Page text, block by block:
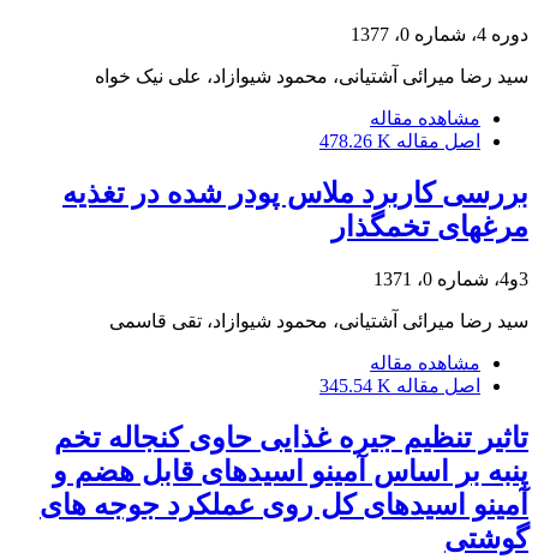
دوره 4، شماره 0، 1377
سید رضا میرائی آشتیانی، محمود شیوازاد، علی نیک خواه
مشاهده مقاله
اصل مقاله 478.26 K
بررسی کاربرد ملاس پودر شده در تغذیه
مرغهای تخمگذار
3و4، شماره 0، 1371
سید رضا میرائی آشتیانی، محمود شیوازاد، تقی قاسمی
مشاهده مقاله
اصل مقاله 345.54 K
تاثیر تنظیم جیره غذایی حاوی کنجاله تخم
پنبه بر اساس آمینو اسیدهای قابل هضم و
آمینو اسیدهای کل روی عملکرد جوجه های
گوشتی